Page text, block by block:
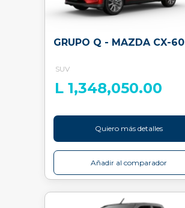
GRUPO Q - MAZDA CX-60
SUV
L 1,348,050.00
Quiero más detalles
Añadir al comparador